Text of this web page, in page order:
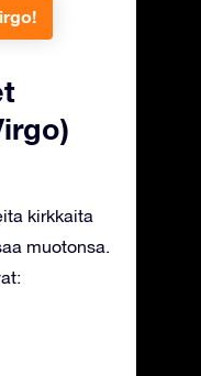
kirkkaita
muotonsa.